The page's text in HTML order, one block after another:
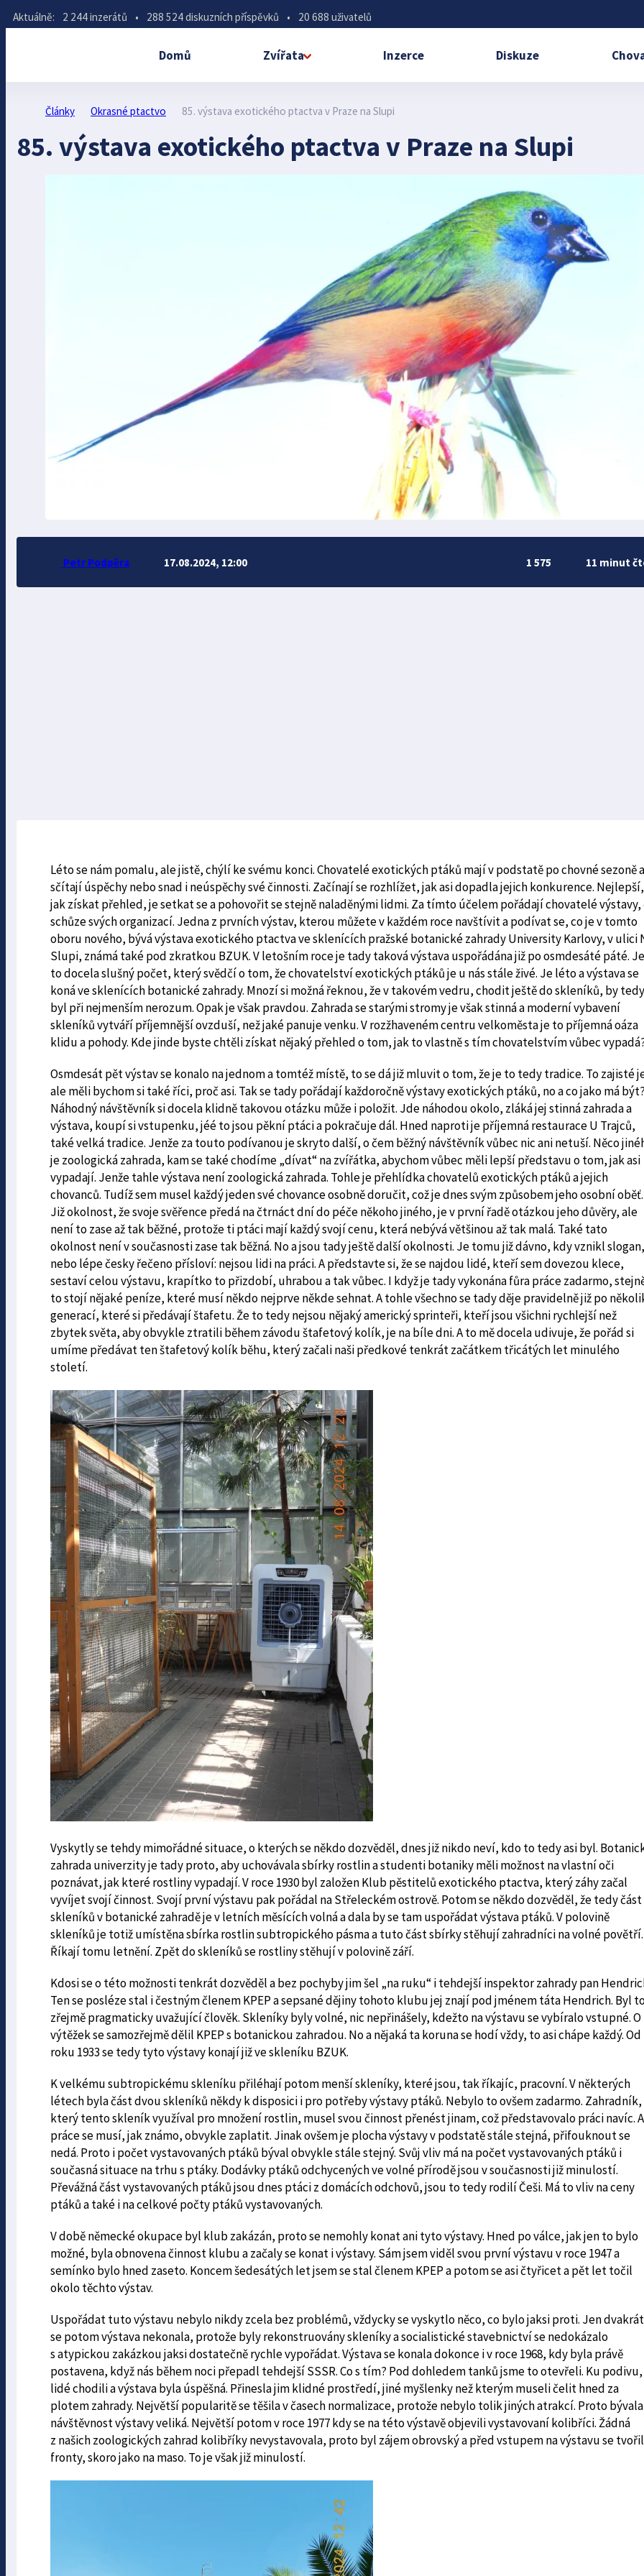
Aktuálně: 2 244 inzerátů • 288 524 diskuzních příspěvků • 20 688 uživatelů
Domů Zvířata Inzerce Diskuze
Články Okrasné ptactvo 85. výstava exotického ptactva v Praze na Slupi
85. výstava exotického ptactva v Praze na Slupi
Petr Podpěra 17.08.2024, 12:00 1 575 11 minut
Léto se nám pomalu, ale jistě, chýlí ke svému konci. Chovatelé exotických ptáků mají v podstatě po chovné sezoně a
sčítají úspěchy nebo snad i neúspěchy své činnosti. Začínají se rozhlížet, jak asi dopadla jejich konkurence. Nejlepší,
jak získat přehled, je setkat se a pohovořit se stejně naladěnými lidmi. Za tímto účelem pořádají chovatelé výstavy,
schůze svých organizací. Jedna z prvních výstav, kterou můžete v každém roce navštívit a podívat se, co je v tomto
oboru nového, bývá výstava exotického ptactva ve sklenících pražské botanické zahrady University Karlovy, v ulici
Slupi, známá také pod zkratkou BZUK. V letošním roce je tady taková výstava uspořádána již po osmdesáté páté. Je
to docela slušný počet, který svědčí o tom, že chovatelství exotických ptáků je u nás stále živé. Je léto a výstava se
koná ve sklenících botanické zahrady. Mnozí si možná řeknou, že v takovém vedru, chodit ještě do skleníků, by tedy
byl při nejmenším nerozum. Opak je však pravdou. Zahrada se starými stromy je však stinná a moderní vybavení
skleníků vytváří příjemnější ovzduší, než jaké panuje venku. V rozžhaveném centru velkoměsta je to příjemná oáza
klidu a pohody. Kde jinde byste chtěli získat nějaký přehled o tom, jak to vlastně s tím chovatelstvím vůbec
Osmdesát pět výstav se konalo na jednom a tomtéž místě, to se dá již mluvit o tom, že je to tedy tradice. To zajisté
ale měli bychom si také říci, proč asi. Tak se tady pořádají každoročně výstavy exotických ptáků, no a co jako má
Náhodný návštěvník si docela klidně takovou otázku může i položit. Jde náhodou okolo, zláká jej stinná zahrada a
výstava, koupí si vstupenku, jéé to jsou pěkní ptáci a pokračuje dál. Hned naproti je příjemná restaurace U Trajců,
také velká tradice. Jenže za touto podívanou je skryto další, o čem běžný návštěvník vůbec nic ani netuší. Něco
je zoologická zahrada, kam se také chodíme „dívat“ na zvířátka, abychom vůbec měli lepší představu o tom, jak asi
vypadají. Jenže tahle výstava není zoologická zahrada. Tohle je přehlídka chovatelů exotických ptáků a jejich
chovanců. Tudíž sem musel každý jeden své chovance osobně doručit, což je dnes svým způsobem jeho osobní oběť.
Již okolnost, že svoje svěřence předá na čtrnáct dní do péče někoho jiného, je v první řadě otázkou jeho důvěry, ale
není to zase až tak běžné, protože ti ptáci mají každý svojí cenu, která nebývá většinou až tak malá. Také tato
okolnost není v současnosti zase tak běžná. No a jsou tady ještě další okolnosti. Je tomu již dávno, kdy vznikl slogan,
nebo lépe česky řečeno přísloví: nejsou lidi na práci. A představte si, že se najdou lidé, kteří sem dovezou klece,
sestaví celou výstavu, krapítko to přizdobí, uhrabou a tak vůbec. I když je tady vykonána fůra práce zadarmo,
to stojí nějaké peníze, které musí někdo nejprve někde sehnat. A tohle všechno se tady děje pravidelně již po
generací, které si předávají štafetu. Že to tedy nejsou nějaký americký sprinteři, kteří jsou všichni rychlejší než
zbytek světa, aby obvykle ztratili během závodu štafetový kolík, je na bíle dni. A to mě docela udivuje, že pořád si
umíme předávat ten štafetový kolík běhu, který začali naši předkové tenkrát začátkem třicátých let minulého
století.
Vyskytly se tehdy mimořádné situace, o kterých se někdo dozvěděl, dnes již nikdo neví, kdo to tedy asi byl.
zahrada univerzity je tady proto, aby uchovávala sbírky rostlin a studenti botaniky měli možnost na vlastní oči
poznávat, jak které rostliny vypadají. V roce 1930 byl založen Klub pěstitelů exotického ptactva, který záhy začal
vyvíjet svojí činnost. Svojí první výstavu pak pořádal na Střeleckém ostrově. Potom se někdo dozvěděl, že tedy část
skleníků v botanické zahradě je v letních měsících volná a dala by se tam uspořádat výstava ptáků. V polovině
skleníků je totiž umístěna sbírka rostlin subtropického pásma a tuto část sbírky stěhují zahradníci na volné povětří.
Říkají tomu letnění. Zpět do skleníků se rostliny stěhují v polovině září.
Kdosi se o této možnosti tenkrát dozvěděl a bez pochyby jim šel „na ruku“ i tehdejší inspektor zahrady pan
Ten se posléze stal i čestným členem KPEP a sepsané dějiny tohoto klubu jej znají pod jménem táta Hendrich. Byl
zřejmě pragmaticky uvažující člověk. Skleníky byly volné, nic nepřinášely, kdežto na výstavu se vybíralo vstupné. O
výtěžek se samozřejmě dělil KPEP s botanickou zahradou. No a nějaká ta koruna se hodí vždy, to asi chápe každý. Od
roku 1933 se tedy tyto výstavy konají již ve skleníku BZUK.
K velkému subtropickému skleníku přiléhají potom menší skleníky, které jsou, tak říkajíc, pracovní. V některých
létech byla část dvou skleníků někdy k disposici i pro potřeby výstavy ptáků. Nebylo to ovšem zadarmo. Zahradník,
který tento skleník využíval pro množení rostlin, musel svou činnost přenést jinam, což představovalo práci navíc. A
práce se musí, jak známo, obvykle zaplatit. Jinak ovšem je plocha výstavy v podstatě stále stejná, přifouknout se
nedá. Proto i počet vystavovaných ptáků býval obvykle stále stejný. Svůj vliv má na počet vystavovaných ptáků i
současná situace na trhu s ptáky. Dodávky ptáků odchycených ve volné přírodě jsou v současnosti již minulostí.
Převážná část vystavovaných ptáků jsou dnes ptáci z domácích odchovů, jsou to tedy rodilí Češi. Má to vliv na ceny
ptáků a také i na celkové počty ptáků vystavovaných.
V době německé okupace byl klub zakázán, proto se nemohly konat ani tyto výstavy. Hned po válce, jak jen to bylo
možné, byla obnovena činnost klubu a začaly se konat i výstavy. Sám jsem viděl svou první výstavu v roce 1947 a
semínko bylo hned zaseto. Koncem šedesátých let jsem se stal členem KPEP a potom se asi čtyřicet a pět let točil
okolo těchto výstav.
Uspořádat tuto výstavu nebylo nikdy zcela bez problémů, vždycky se vyskytlo něco, co bylo jaksi proti. Jen dvakrát
se potom výstava nekonala, protože byly rekonstruovány skleníky a socialistické stavebnictví se nedokázalo
s atypickou zakázkou jaksi dostatečně rychle vypořádat. Výstava se konala dokonce i v roce 1968, kdy byla právě
postavena, když nás během noci přepadl tehdejší SSSR. Co s tím? Pod dohledem tanků jsme to otevřeli. Ku podivu,
lidé chodili a výstava byla úspěšná. Přinesla jim klidné prostředí, jiné myšlenky než kterým museli čelit hned za
plotem zahrady. Největší popularitě se těšila v časech normalizace, protože nebylo tolik jiných atrakcí. Proto bývala
návštěvnost výstavy veliká. Největší potom v roce 1977 kdy se na této výstavě objevili vystavovaní kolibříci. Žádná
z našich zoologických zahrad kolibříky nevystavovala, proto byl zájem obrovský a před vstupem na výstavu se
fronty, skoro jako na maso. To je však již minulostí.